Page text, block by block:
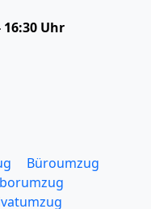
16:30 Uhr
Büroumzug